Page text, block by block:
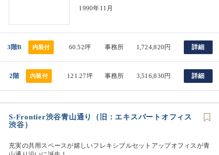
1990年11月
3階B 内装付 60.52坪 事務所 1,724,820円 詳細
2階 内装付 121.27坪 事務所 3,516,830円 詳細
S-Frontier渋谷青山通り（旧：エキスパートオフィス
渋谷）
充実の共用スペースが嬉しいフレキシブルセットアップオフィスが青